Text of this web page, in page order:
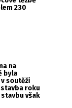
230
na
byla
soutěži
stavba roku
stavbu však